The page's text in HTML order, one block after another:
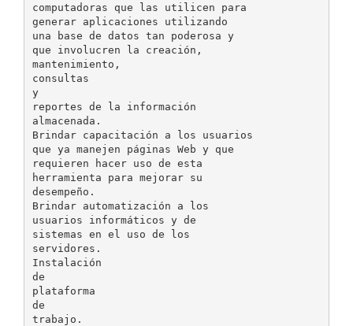
computadoras que las utilicen para
generar aplicaciones utilizando
una base de datos tan poderosa y
que involucren la creación,
mantenimiento,
consultas
y
reportes de la información
almacenada.
Brindar capacitación a los usuarios
que ya manejen páginas Web y que
requieren hacer uso de esta
herramienta para mejorar su
desempeño.
Brindar automatización a los
usuarios informáticos y de
sistemas en el uso de los
servidores.
Instalación
de
plataforma
de
trabajo.